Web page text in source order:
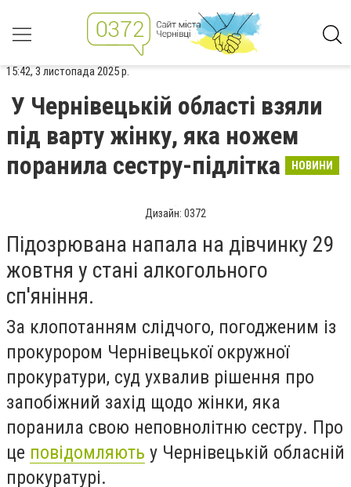
15:42, 3 листопада 2025 р.
У Чернівецькій області взяли
під варту жінку, яка ножем
поранила сестру-підлітка
НОВИНИ
Дизайн: 0372
Підозрювана напала на дівчинку 29
жовтня у стані алкогольного
сп'яніння.
За клопотанням слідчого, погодженим із
прокурором Чернівецької окружної
прокуратури, суд ухвалив рішення про
запобіжний захід щодо жінки, яка
поранила свою неповнолітню сестру. Про
це повідомляють у Чернівецькій обласній
прокуратурі.